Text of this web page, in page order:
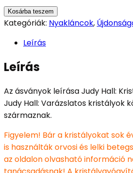
Kosárba teszem
Kategóriák: Nyakláncok,
Leírás
Leírás
Az ásványok leírása Judy Hall:
Judy Hall: Varázslatos kristályok
származnak.
Figyelem! Bár a kristályokat sok
is használták orvosi és lelki
az oldalon olvasható információ